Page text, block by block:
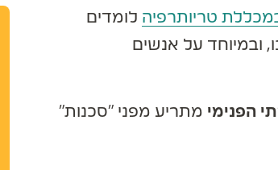
טריותרפיהלומדים
ובמיוחד על אנשים
הפנימימתריע מפני "סכנות"